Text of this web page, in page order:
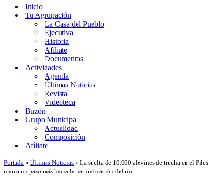
navegación
Inicio
Tu Agrupación
La Casa del Pueblo
Ejecutiva
Historia
Afíliate
Documentos
Actividades
Agenda
Últimas Noticias
Revista
Videoteca
Buzón
Grupo Municipal
Actualidad
Composición
Afíliate
Portada » Últimas Noticias » La suelta de 10.000 alevines de trucha en el Piles
marca un paso más hacia la naturalización del río